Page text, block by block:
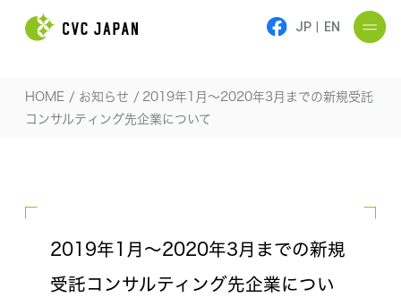
JP EN
HOME / お知らせ / 2019年1月〜2020年3月までの新規受託
コンサルティング先企業について
2019年1月〜2020年3月までの新規
受託コンサルティング先企業につい